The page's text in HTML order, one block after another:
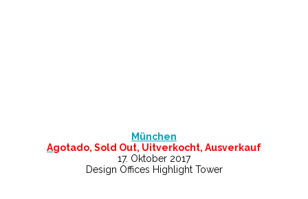
München
Agotado, Sold Out, Uitverkocht, Ausverkauf
17. Oktober 2017
Design Offices Highlight Tower